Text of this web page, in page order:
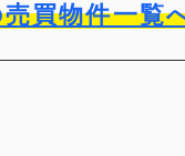
買物件一覧